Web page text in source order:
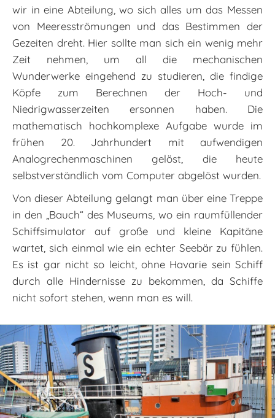
wir in eine Abteilung, wo sich alles um das Messen
von Meeresströmungen und das Bestimmen der
Gezeiten dreht. Hier sollte man sich ein wenig mehr
Zeit nehmen, um all die mechanischen
Wunderwerke eingehend zu studieren, die findige
Köpfe zum Berechnen der Hoch- und
Niedrigwasserzeiten ersonnen haben. Die
mathematisch hochkomplexe Aufgabe wurde im
frühen 20. Jahrhundert mit aufwendigen
Analogrechenmaschinen gelöst, die heute
selbstverständlich vom Computer abgelöst wurden.
Von dieser Abteilung gelangt man über eine Treppe
in den „Bauch“ des Museums, wo ein raumfüllender
Schiffsimulator auf große und kleine Kapitäne
wartet, sich einmal wie ein echter Seebär zu fühlen.
Es ist gar nicht so leicht, ohne Havarie sein Schiff
durch alle Hindernisse zu bekommen, da Schiffe
nicht sofort stehen, wenn man es will.